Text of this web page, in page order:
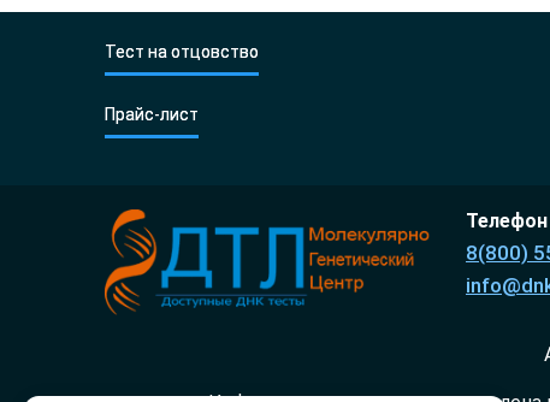
Тест на отцовство
Прайс-лист
Телефон
8(800)